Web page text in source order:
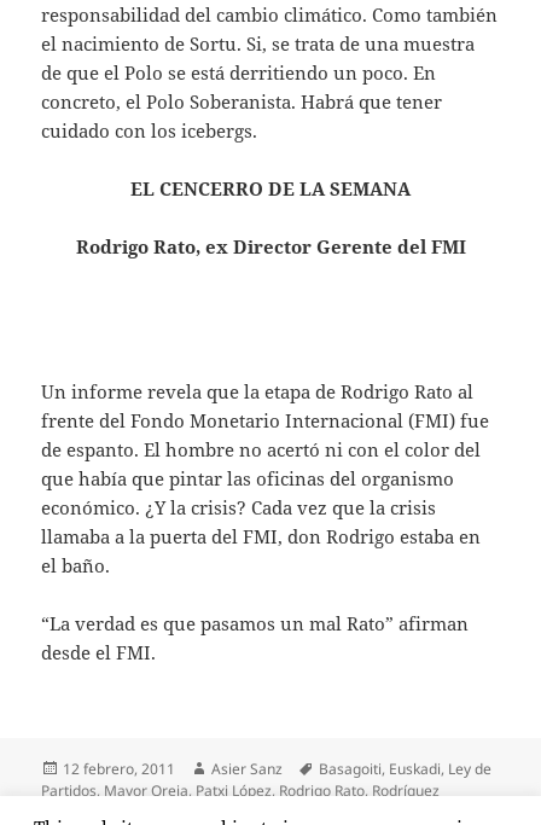
responsabilidad del cambio climático. Como también
el nacimiento de Sortu. Si, se trata de una muestra
de que el Polo se está derritiendo un poco. En
concreto, el Polo Soberanista. Habrá que tener
cuidado con los icebergs.
EL CENCERRO DE LA SEMANA
Rodrigo Rato, ex Director Gerente del FMI
Un informe revela que la etapa de Rodrigo Rato al
frente del Fondo Monetario Internacional (FMI) fue
de espanto. El hombre no acertó ni con el color del
que había que pintar las oficinas del organismo
económico. ¿Y la crisis? Cada vez que la crisis
llamaba a la puerta del FMI, don Rodrigo estaba en
el baño.
“La verdad es que pasamos un mal Rato” afirman
desde el FMI.
Publicado
el
12 febrero, 2011 Autor
Asier Sanz Etiquetas
Basagoiti, Euskadi, Ley de
Partidos, Mayor Oreja, Patxi López, Rodrigo Rato, Rodríguez